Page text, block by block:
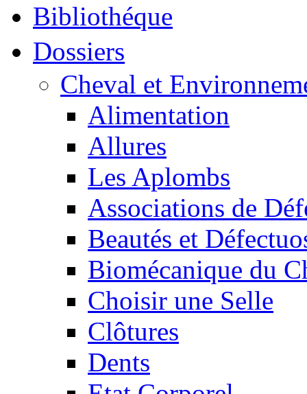
Bibliothéque
Dossiers
Cheval et
Alimentation
Allures
Les Aplombs
Associations de
Beautés et
Biomécanique du
Choisir une Selle
Clôtures
Dents